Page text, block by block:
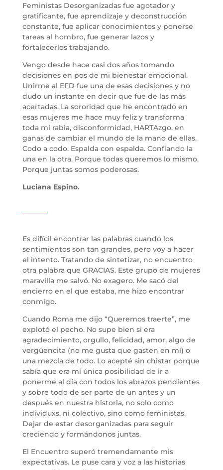
Feministas Desorganizadas fue agotador y
gratificante, fue aprendizaje y deconstrucción
constante, fue aplicar conocimientos y ponerse
tareas al hombro, fue generar lazos y
fortalecerlos trabajando.
Vengo desde hace casi dos años tomando
decisiones en pos de mi bienestar emocional.
Unirme al EFD fue una de esas decisiones y no
dudo un instante en decir que fue de las más
acertadas. La sororidad que he encontrado en
esas mujeres me hace muy feliz y transforma
toda mi rabia, disconformidad, HARTAzgo, en
ganas de cambiar el mundo de la mano de ellas.
Codo a codo. Espalda con espalda. Confiando la
una en la otra. Porque todas queremos lo mismo.
Porque juntas somos poderosas.
Luciana Espino.
Es difícil encontrar las palabras cuando los
sentimientos son tan grandes, pero voy a hacer
el intento. Tratando de sintetizar, no encuentro
otra palabra que GRACIAS. Este grupo de mujeres
maravilla me salvó. No exagero. Me sacó del
encierro en el que estaba, me hizo encontrar
conmigo.
Cuando Roma me dijo “Queremos traerte”, me
explotó el pecho. No supe bien si era
agradecimiento, orgullo, felicidad, amor, algo de
vergüencita (no me gusta que gasten en mí) o
una mezcla de todo. Lo acepté sin chistar porque
sabía que era mí única posibilidad de ir a
ponerme al día con todos los abrazos pendientes
y sobre todo de ser parte de un antes y un
después en nuestra historia, no solo como
individuxs, ni colectivo, sino como feministas.
Dejar de estar desorganizadas para seguir
creciendo y formándonos juntas.
El Encuentro superó tremendamente mis
expectativas. Le puse cara y voz a las historias